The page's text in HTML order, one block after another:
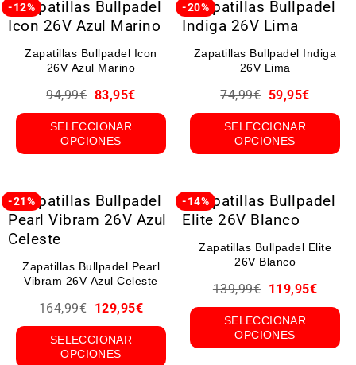
-12%
Zapatillas Bullpadel Icon
26V Azul Marino
94,99€ 83,95€
SELECCIONAR
OPCIONES
-20%
Zapatillas Bullpadel Indiga
26V Lima
74,99€ 59,95€
SELECCIONAR
OPCIONES
-21%
Zapatillas Bullpadel Pearl
Vibram 26V Azul Celeste
164,99€ 129,95€
SELECCIONAR
OPCIONES
-14%
Zapatillas Bullpadel Elite
26V Blanco
139,99€ 119,95€
SELECCIONAR
OPCIONES